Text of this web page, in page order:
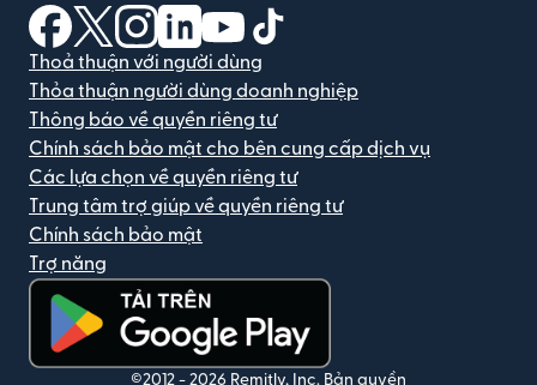
(mở trong cửa sổ mới)
(mở trong cửa sổ mới)
(mở trong cửa sổ mới)
(mở trong cửa sổ mới)
(mở trong cửa sổ mới)
Thoả thuận với người dùng
Thỏa thuận người dùng doanh nghiệp
Thông báo về quyền riêng tư
Chính sách bảo mật cho bên cung cấp dịch vụ
Các lựa chọn về quyền riêng tư
Trung tâm trợ giúp về quyền riêng tư
Chính sách bảo mật
Trợ năng
(mở trong cửa sổ mới)
©2012 - 2026 Remitly, Inc. Bản quyền